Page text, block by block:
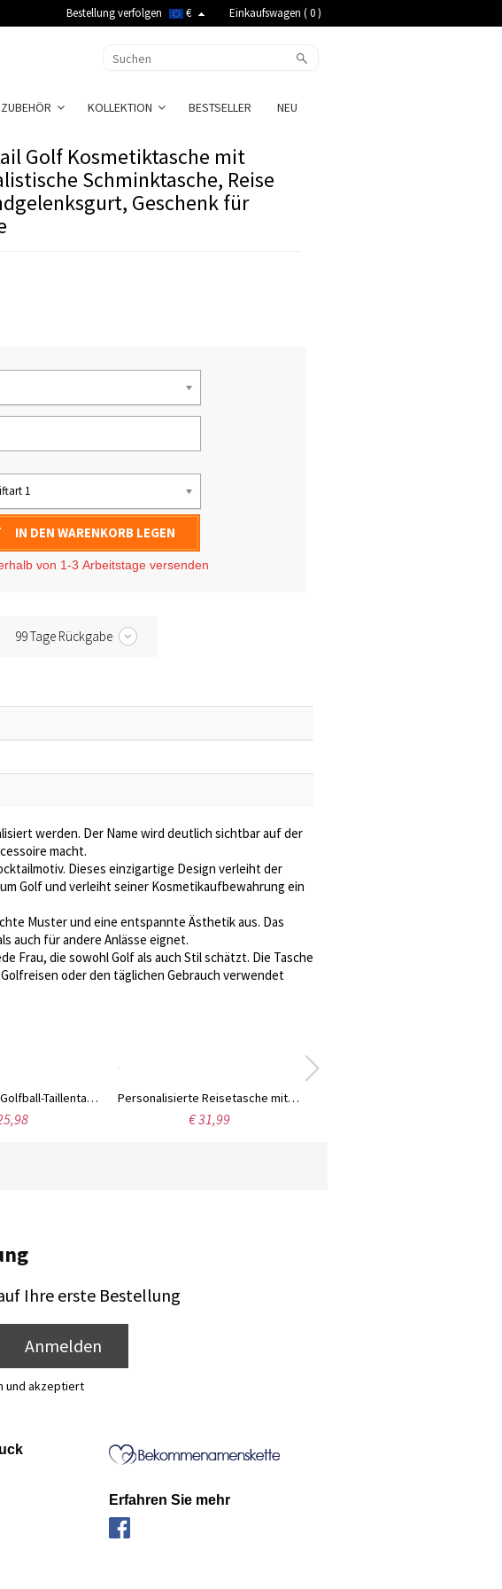
Bestellung verfolgen € Einkaufswagen (0)
ZUBEHÖR KOLLEKTION BESTSELLER NEU
Golf Kosmetiktasche mit
Schminktasche, Reise
Geschenk für
1
IN DEN WARENKORB LEGEN
von 1-3 Arbeitstage versenden
99 Tage Rückgabe
werden. Der Name wird deutlich sichtbar auf der
macht.
Dieses einzigartige Design verleiht der
Golf und verleiht seiner Kosmetikaufbewahrung ein
Muster und eine entspannte Ästhetik aus. Das
auch für andere Anlässe eignet.
Frau, die sowohl Golf als auch Stil schätzt. Die Tasche
oder den täglichen Gebrauch verwendet
Personalisierte Golfball-Taillentasche mit Namen, personalisierte Golfballhülle aus Leder, Tragetasche für Golfbälle und Tees, Golfgeschenk für Vater/Freund/Bräutigam Personalisierte Reisetasche mit Reißverschluss und Namen für Kinder, große Turn-/Tanz-/Wochenendtasche, Reiseaccessoire, Geburtstags-/Urlaubsgeschenk für Tochter/Mädchen/Kind
€ 31,99
Ihre erste Bestellung
Anmelden
und akzeptiert
Erfahren Sie mehr